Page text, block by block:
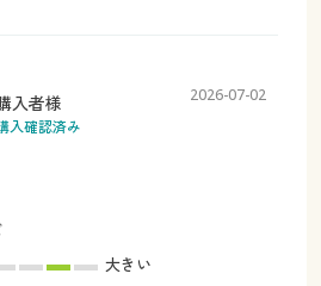
入者様
入確認済み
2026-07-02
大きい